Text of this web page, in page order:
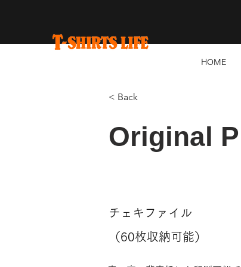
HOME
< Back
Original
チェキファイル
（60枚収納可能）